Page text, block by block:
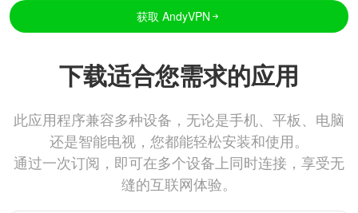
获取 AndyVPN
下载适合您需求的应用
此应用程序兼容多种设备，无论是手机、平板、电脑
还是智能电视，您都能轻松安装和使用。
通过一次订阅，即可在多个设备上同时连接，享受无
缝的互联网体验。